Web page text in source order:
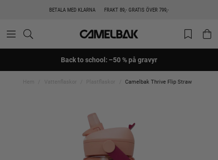
BETALA MED KLARNA FRAKT 89,- GRATIS ÖVER 799,-
Back to school: –50 % på gravyr
Hem Vattenflaskor Plastflaskor Camelbak Thrive Flip Straw